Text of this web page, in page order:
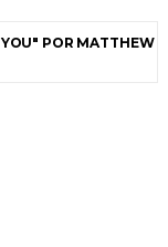
POR MATTHEW